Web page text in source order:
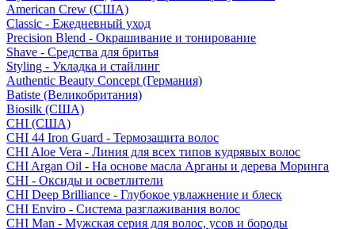
American Crew (США)
Classic - Ежедневный уход
Precision Blend - Окрашивание и тонирование
Shave - Средства для бритья
Styling - Укладка и стайлинг
Authentic Beauty Concept (Германия)
Batiste (Великобритания)
Biosilk (США)
CHI (США)
CHI 44 Iron Guard - Термозащита волос
CHI Aloe Vera - Линия для всех типов кудрявых волос
CHI Argan Oil - На основе масла Арганы и дерева Моринга
CHI - Оксиды и осветлители
CHI Deep Brilliance - Глубокое увлажнение и блеск
CHI Enviro - Система разглаживания волос
CHI Man - Мужская серия для волос, усов и бороды